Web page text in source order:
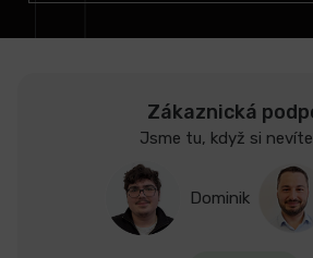
Zákaznická
Jsme tu, když si
Dominik